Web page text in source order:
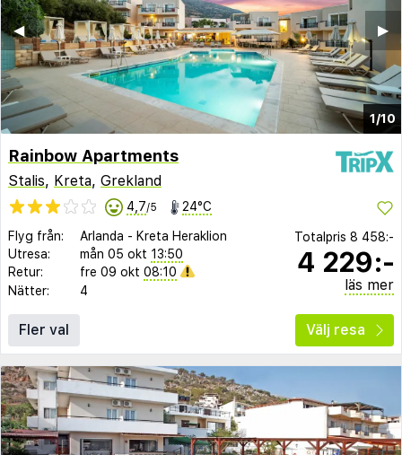
1/10
▶︎
◀︎
Rainbow Apartments
Stalis, Kreta, Grekland
4,7/5 24°C
Flyg från: Arlanda - Kreta Heraklion
Utresa:
mån 05 okt 13:50
Retur:
fre 09 okt 08:10
Nätter:
4
Totalpris 8 458:-
4 229:-
läs mer
Fler val Välj resa